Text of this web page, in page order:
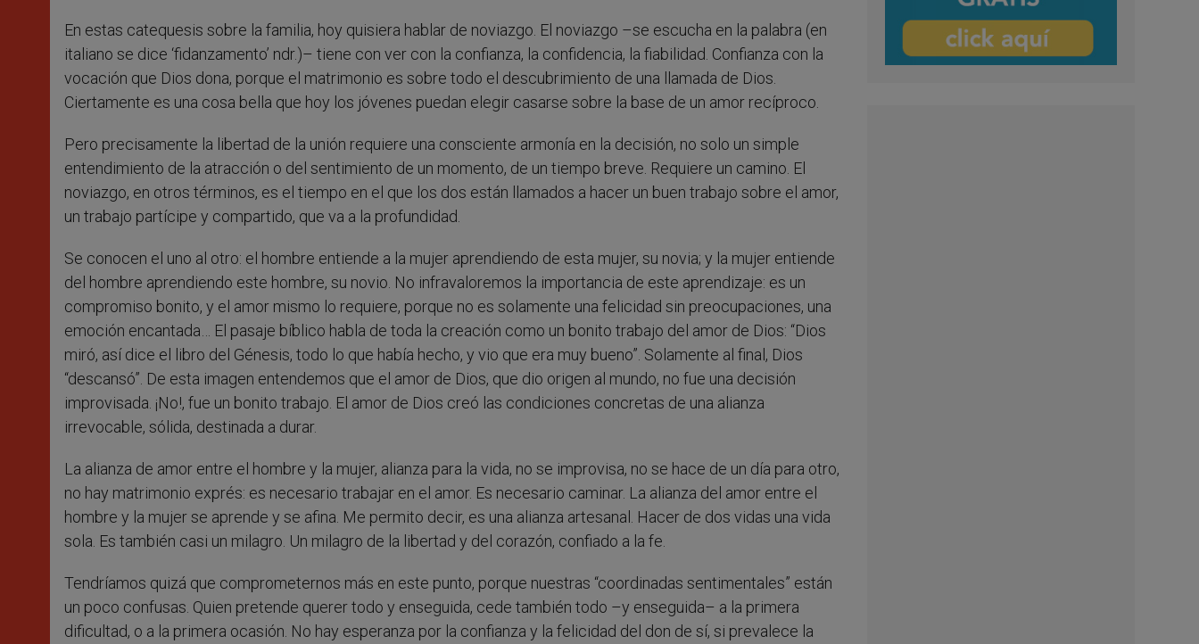
En estas catequesis sobre la familia, hoy quisiera hablar de noviazgo. El noviazgo –se escucha en la palabra (en
italiano se dice ‘fidanzamento’ ndr.)– tiene con ver con la confianza, la confidencia, la fiabilidad. Confianza con la
vocación que Dios dona, porque el matrimonio es sobre todo el descubrimiento de una llamada de Dios.
Ciertamente es una cosa bella que hoy los jóvenes puedan elegir casarse sobre la base de un amor recíproco.
Pero precisamente la libertad de la unión requiere una consciente armonía en la decisión, no solo un simple
entendimiento de la atracción o del sentimiento de un momento, de un tiempo breve. Requiere un camino. El
noviazgo, en otros términos, es el tiempo en el que los dos están llamados a hacer un buen trabajo sobre el amor,
un trabajo partícipe y compartido, que va a la profundidad.
Se conocen el uno al otro: el hombre entiende a la mujer aprendiendo de esta mujer, su novia; y la mujer entiende
del hombre aprendiendo este hombre, su novio. No infravaloremos la importancia de este aprendizaje: es un
compromiso bonito, y el amor mismo lo requiere, porque no es solamente una felicidad sin preocupaciones, una
emoción encantada… El pasaje bíblico habla de toda la creación como un bonito trabajo del amor de Dios: “Dios
miró, así dice el libro del Génesis, todo lo que había hecho, y vio que era muy bueno”. Solamente al final, Dios
“descansó”. De esta imagen entendemos que el amor de Dios, que dio origen al mundo, no fue una decisión
improvisada. ¡No!, fue un bonito trabajo. El amor de Dios creó las condiciones concretas de una alianza
irrevocable, sólida, destinada a durar.
La alianza de amor entre el hombre y la mujer, alianza para la vida, no se improvisa, no se hace de un día para otro,
no hay matrimonio exprés: es necesario trabajar en el amor. Es necesario caminar. La alianza del amor entre el
hombre y la mujer se aprende y se afina. Me permito decir, es una alianza artesanal. Hacer de dos vidas una vida
sola. Es también casi un milagro. Un milagro de la libertad y del corazón, confiado a la fe.
Tendríamos quizá que comprometernos más en este punto, porque nuestras “coordinadas sentimentales” están
un poco confusas. Quien pretende querer todo y enseguida, cede también todo –y enseguida– a la primera
dificultad, o a la primera ocasión. No hay esperanza por la confianza y la felicidad del don de sí, si prevalece la